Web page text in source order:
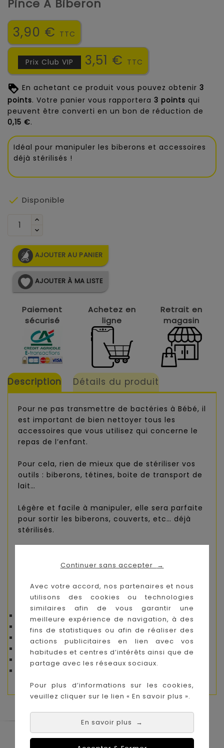
Continuer sans accepter →
Avec votre accord, nos partenaires et nous
utilisons des cookies ou technologies
similaires afin de vous garantir une
meilleure expérience de navigation, à des
fins de statistiques ou afin de réaliser des
actions publicitaires en lien avec vos
habitudes et centres d’intérêts ainsi que de
partage avec les réseaux sociaux.
Pour plus d’informations sur les cookies,
veuillez cliquer sur le lien « En savoir plus ».
En savoir plus →
Pince À Biberon
3,90 € TTC
Prix Club VIP 3,51 € TTC
En achetant ce produit vous pouvez obtenir 3
points. Votre panier vous rapportera 3 points qui
peuvent être converti en un bon de réduction de
0,15 €.
Idéal pour manipuler les biberons et accessoires
déjà stérilisés !
 Disponible
AJOUTER AU PANIER
AJOUTER À MA LISTE
Paiement
sécurisé
Achetez en
ligne
Retrait en
magasin
Description Détails du produit
Pour ne pas transmettre de bactéries à Bébé, il
est important de bien nettoyer tous les
accessoires que vous utilisez qui concerne le
repas de l’enfant.
Pour cela, rien de mieux que de stériliser vos
outils : biberons, tétines, boite de transport de
lait…
Légère et facile à manipuler, elle sera parfaite
pour sortir les biberons, couverts, etc… déjà
stérilisés.
Bébé ne mets pas n’importe quoi dans sa
Les + du produit:
Légère
Facile à manipuler
Stérilisable
Hygiénique
Forme ergonomique
Le Coin des Petits propose les plus